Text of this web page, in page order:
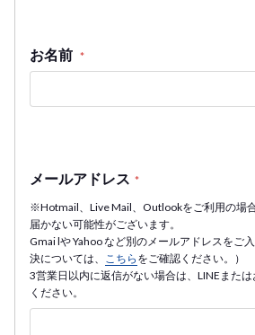
お名前 *
メールアドレス *
※Hotmail、Live Mail、Outlookをご利用の場
届かない可能性がございます。
Gmai lや Yahoo など別のメールアドレスをご
決については、
こちら をご確認ください。）
3営業日以内に返信がない場合は、LINEまた
ください。